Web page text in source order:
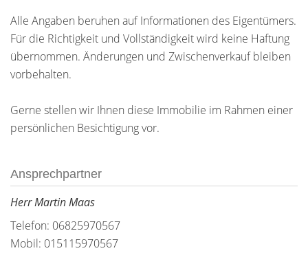
Alle Angaben beruhen auf Informationen des Eigentümers.
Für die Richtigkeit und Vollständigkeit wird keine Haftung
übernommen. Änderungen und Zwischenverkauf bleiben
vorbehalten.
Gerne stellen wir Ihnen diese Immobilie im Rahmen einer
persönlichen Besichtigung vor.
Ansprechpartner
Herr Martin Maas
Telefon: 06825970567
Mobil: 015115970567